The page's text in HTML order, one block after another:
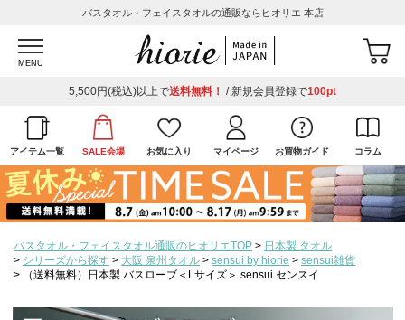
バスタオル・フェイスタオルの通販ならヒオリエ 本店
MENU
5,500円(税込)以上で送料無料！ / 新規会員登録で100pt
アイテム一覧 SALE会場 お気に入り マイページ お買物ガイド コラム
バスタオル・フェイスタオル通販のヒオリエTOP
日本製 タオル
シリーズから探す
大阪 泉州タオル sensui by hiorie
sensui雑貨
（送料無料）日本製 バスローブ＜Lサイズ＞ sensui センスイ